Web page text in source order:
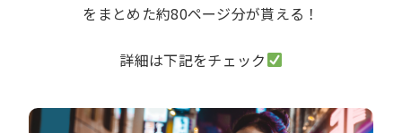
をまとめた約80ページ分が貰える！
詳細は下記をチェック